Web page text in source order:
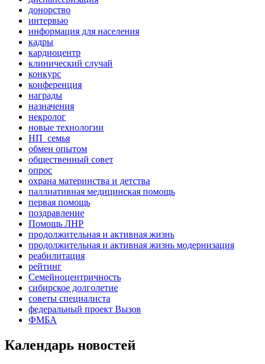
донорство
интервью
информация для населения
кадры
кардиоцентр
клинический случай
конкурс
конференция
награды
назначения
некролог
новые технологии
НП_семья
обмен опытом
общественный совет
опрос
охрана материнства и детства
паллиативная медицинская помощь
первая помощь
поздравление
Помощь ЛНР
продолжительная и активная жизнь
продолжительная и активная жизнь модернизация
реабилитация
рейтинг
Семейноцентричность
сибирское долголетие
советы специалиста
федеральный проект Вызов
ФМБА
Календарь новостей